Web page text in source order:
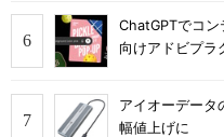
ChatGPTでコ
向けアドビプラ
アイオーデータ
幅値上げに